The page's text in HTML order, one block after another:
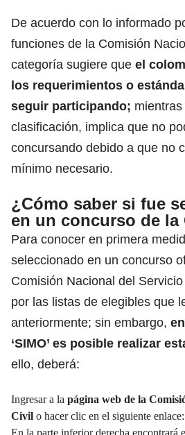
De acuerdo con lo informado
funciones de la Comisión
categoría sugiere que el
los requerimientos o
seguir participando;
clasificación, implica que no
concursando debido a que no
mínimo necesario.
¿Cómo saber si fue
en un concurso de la
Para conocer en primera
seleccionado en un concurso
Comisión Nacional del
por las listas de elegibles que
anteriormente; sin embargo,
‘SIMO’ es posible realizar
ello, deberá:
Ingresar a la página web de la
Civil o hacer clic en el siguiente enlace:
En la parte inferior derecha encontrará